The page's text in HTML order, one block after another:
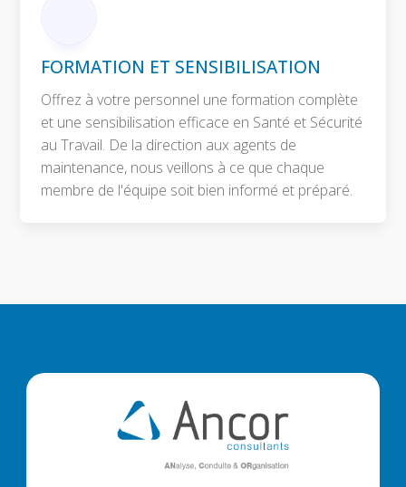
FORMATION ET SENSIBILISATION
Offrez à votre personnel une formation complète
et une sensibilisation efficace en Santé et Sécurité
au Travail. De la direction aux agents de
maintenance, nous veillons à ce que chaque
membre de l'équipe soit bien informé et préparé.